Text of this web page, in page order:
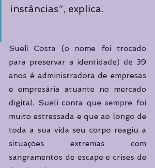
instâncias”, explica.
Sueli Costa (o nome foi trocado
para preservar a identidade) de 39
anos é administradora de empresas
e empresária atuante no mercado
digital. Sueli conta que sempre foi
muito estressada e que ao longo de
toda a sua vida seu corpo reagiu a
situações extremas com
sangramentos de escape e crises de